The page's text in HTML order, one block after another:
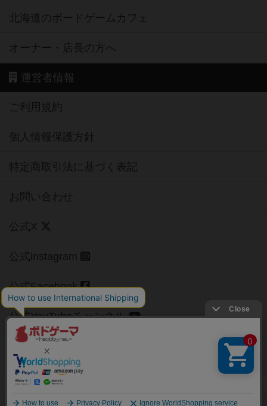
北海道のボードゲームカフェ
オーナー・店長の方へ
運営者情報
ご利用規約
個人情報保護方針
特定商取引法に基づく表記
お問い合わせ
公式X
公式instagram
公式Facebook
公式YouTubeチャンネル